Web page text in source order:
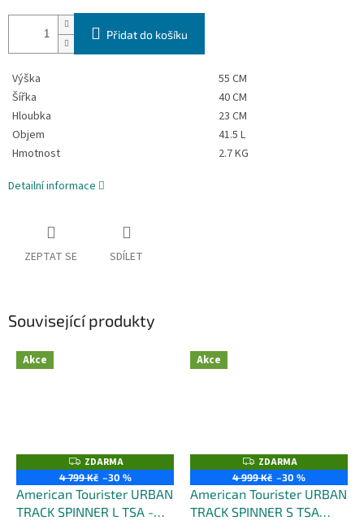
Přidat do košíku
Výška
55 CM
Šířka
40 CM
Hloubka
23 CM
Objem
41.5 L
Hmotnost
2.7 KG
Detailní informace
ZEPTAT SE SDÍLET
Související produkty
Akce
Z
D
A
R
M
A
ZDARMA
4 799 Kč –30 %
American Tourister URBAN
TRACK SPINNER L TSA -
Akce
Z
D
A
R
M
A
ZDARMA
4 999 Kč –30 %
American Tourister URBAN
TRACK SPINNER S TSA